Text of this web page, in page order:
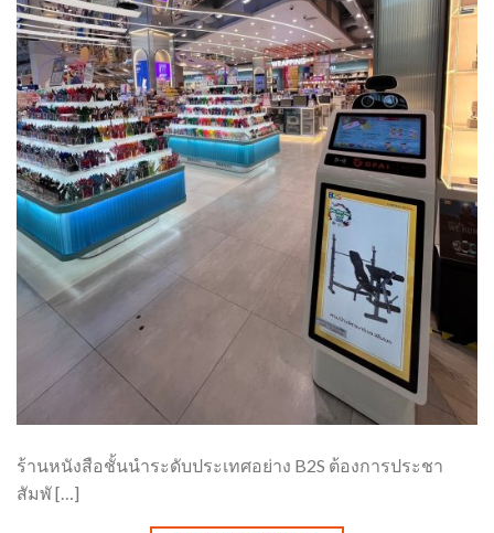
ร้านหนังสือชั้นนำระดับประเทศอย่าง B2S ต้องการประชา
สัมพั […]